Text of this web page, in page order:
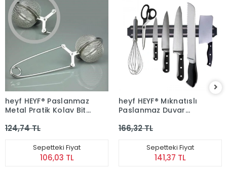
heyf HEYF® Paslanmaz
Metal Pratik Kolay Bitki
Aparatı
124,74 TL
Sepetteki Fiyat
106,03 TL
heyf HEYF® Mıknatıslı
Paslanmaz Duvar
Cm Aparat
166,32 TL
Sepetteki Fiyat
141,37 TL